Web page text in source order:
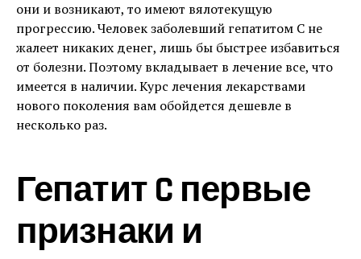
они и возникают, то имеют вялотекущую
прогрессию. Человек заболевший гепатитом C не
жалеет никаких денег, лишь бы быстрее избавиться
от болезни. Поэтому вкладывает в лечение все, что
имеется в наличии. Курс лечения лекарствами
нового поколения вам обойдется дешевле в
несколько раз.
Гепатит C первые
признаки и